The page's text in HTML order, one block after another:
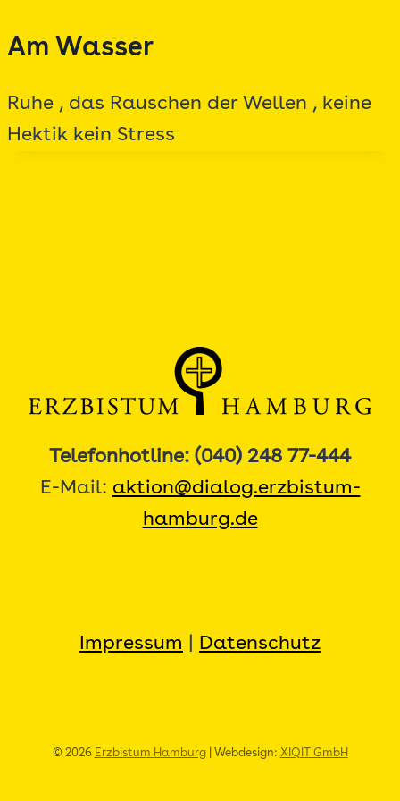
Inhalt
Am Wasser
Ruhe , das Rauschen der Wellen , keine
Hektik kein Stress
Telefonhotline: (040) 248 77-444
E-Mail: aktion@dialog.erzbistum-
hamburg.de
Impressum Datenschutz
© 2026 Erzbistum Hamburg| Webdesign: XIQIT GmbH